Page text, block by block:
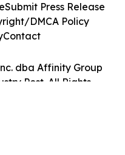
dba Affinity Group
Post. All Rights
Submit Press Release
DMCA Policy
Contact